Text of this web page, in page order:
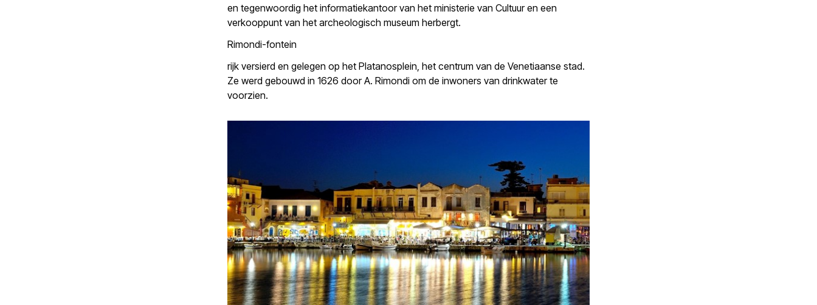
en tegenwoordig het informatiekantoor van het ministerie van Cultuur en een
verkooppunt van het archeologisch museum herbergt.
Rimondi-fontein
rijk versierd en gelegen op het Platanosplein, het centrum van de Venetiaanse stad.
Ze werd gebouwd in 1626 door A. Rimondi om de inwoners van drinkwater te
voorzien.